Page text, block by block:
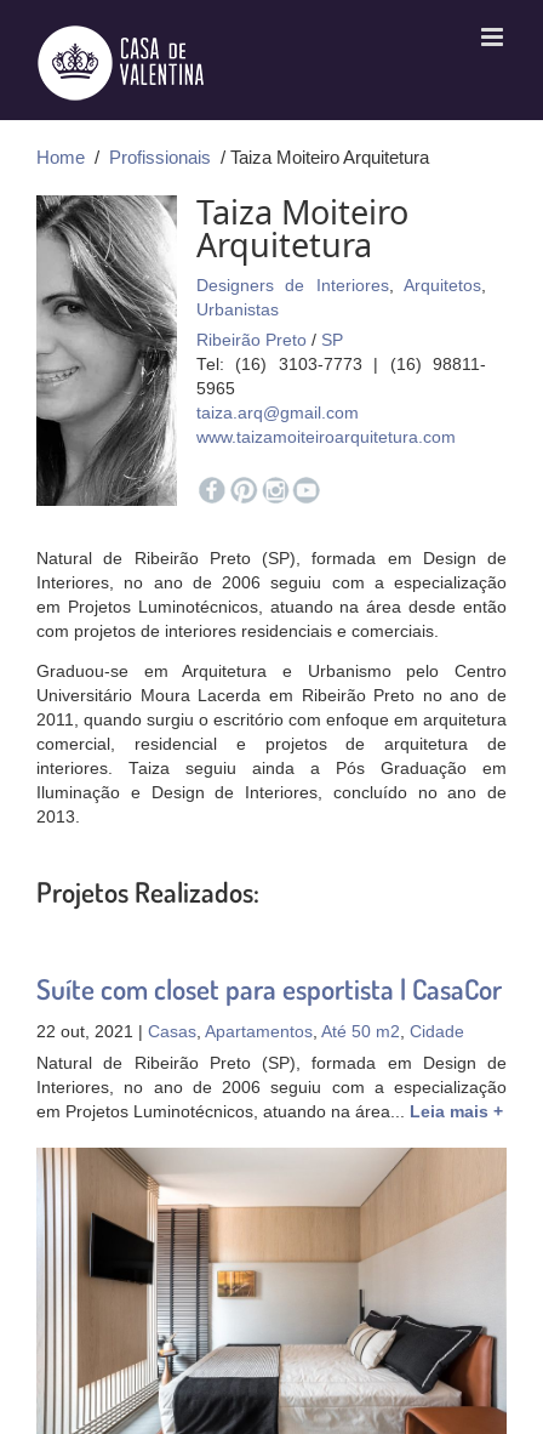
conteúdo
Home / Profissionais / Taiza Moiteiro Arquitetura
Taiza Moiteiro
Arquitetura
Designers de Interiores,Arquitetos
Urbanistas
Ribeirão Preto / SP
Tel: (16) 3103-7773 | (16) 98811-
5965
taiza.arq@gmail.com
www.taizamoiteiroarquitetura.com
Natural de Ribeirão Preto (SP), formada em Design de
Interiores, no ano de 2006 seguiu com a especialização
em Projetos Luminotécnicos, atuando na área desde então
com projetos de interiores residenciais e comerciais.
Graduou-se em Arquitetura e Urbanismo pelo Centro
Universitário Moura Lacerda em Ribeirão Preto no ano de
2011, quando surgiu o escritório com enfoque em arquitetura
comercial, residencial e projetos de arquitetura de
interiores. Taiza seguiu ainda a Pós Graduação em
Iluminação e Design de Interiores, concluído no ano de
2013.
Projetos Realizados:
Suíte com closet para esportista | CasaCor
22 out, 2021 | Casas, Apartamentos, Até 50 m2, Cidade
Natural de Ribeirão Preto (SP), formada em Design de
Interiores, no ano de 2006 seguiu com a especialização
em Projetos Luminotécnicos, atuando na área... Leia mais +